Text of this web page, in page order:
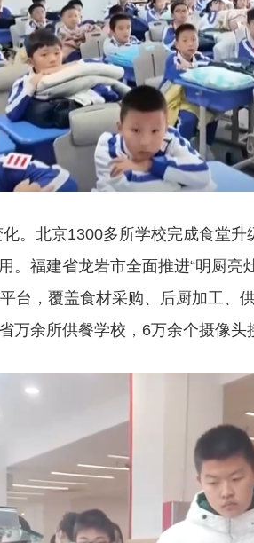
。北京1300多所学校完成食堂
。福建省龙岩市全面推进“明厨
台，覆盖食材采购、后厨加工、
万余所供餐学校，6万余个摄像头